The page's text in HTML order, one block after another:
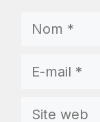
Nom
E-
Site